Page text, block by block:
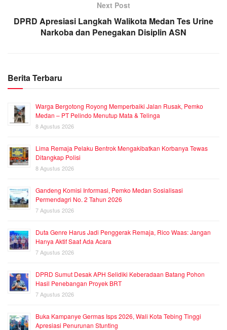
Next Post
DPRD Apresiasi Langkah Walikota Medan Tes Urine
Narkoba dan Penegakan Disiplin ASN
Berita Terbaru
Warga Bergotong Royong Memperbaiki Jalan Rusak, Pemko
Medan – PT Pelindo Menutup Mata & Telinga
8 Agustus 2026
Lima Remaja Pelaku Bentrok Mengakibatkan Korbanya Tewas
Ditangkap Polisi
8 Agustus 2026
Gandeng Komisi Informasi, Pemko Medan Sosialisasi
Permendagri No. 2 Tahun 2026
7 Agustus 2026
Duta Genre Harus Jadi Penggerak Remaja, Rico Waas: Jangan
Hanya Aktif Saat Ada Acara
7 Agustus 2026
DPRD Sumut Desak APH Selidiki Keberadaan Batang Pohon
Hasil Penebangan Proyek BRT
7 Agustus 2026
Buka Kampanye Germas Isps 2026, Wali Kota Tebing Tinggi
Apresiasi Penurunan Stunting